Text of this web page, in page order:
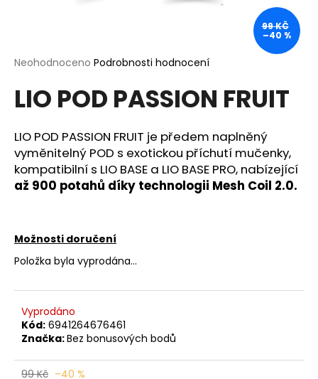
Průměrné
produktu
je
z
5
hvězdiček.
Neohodnoceno Podrobnosti hodnocení
LIO POD PASSION FRUIT
LIO POD PASSION FRUIT je předem naplněný
vyměnitelný POD s exotickou příchutí mučenky,
kompatibilní s LIO BASE a LIO BASE PRO, nabízející
až 900 potahů díky technologii Mesh Coil 2.0.
Možnosti doručení
Položka byla vyprodána…
Vyprodáno
Kód: 6941264676461
Značka:Bez bonusových bodů
99 Kč –40 %
99 KČ
–40 %
í
t
?
HLEDAT
o
p
r
u
č
u
e